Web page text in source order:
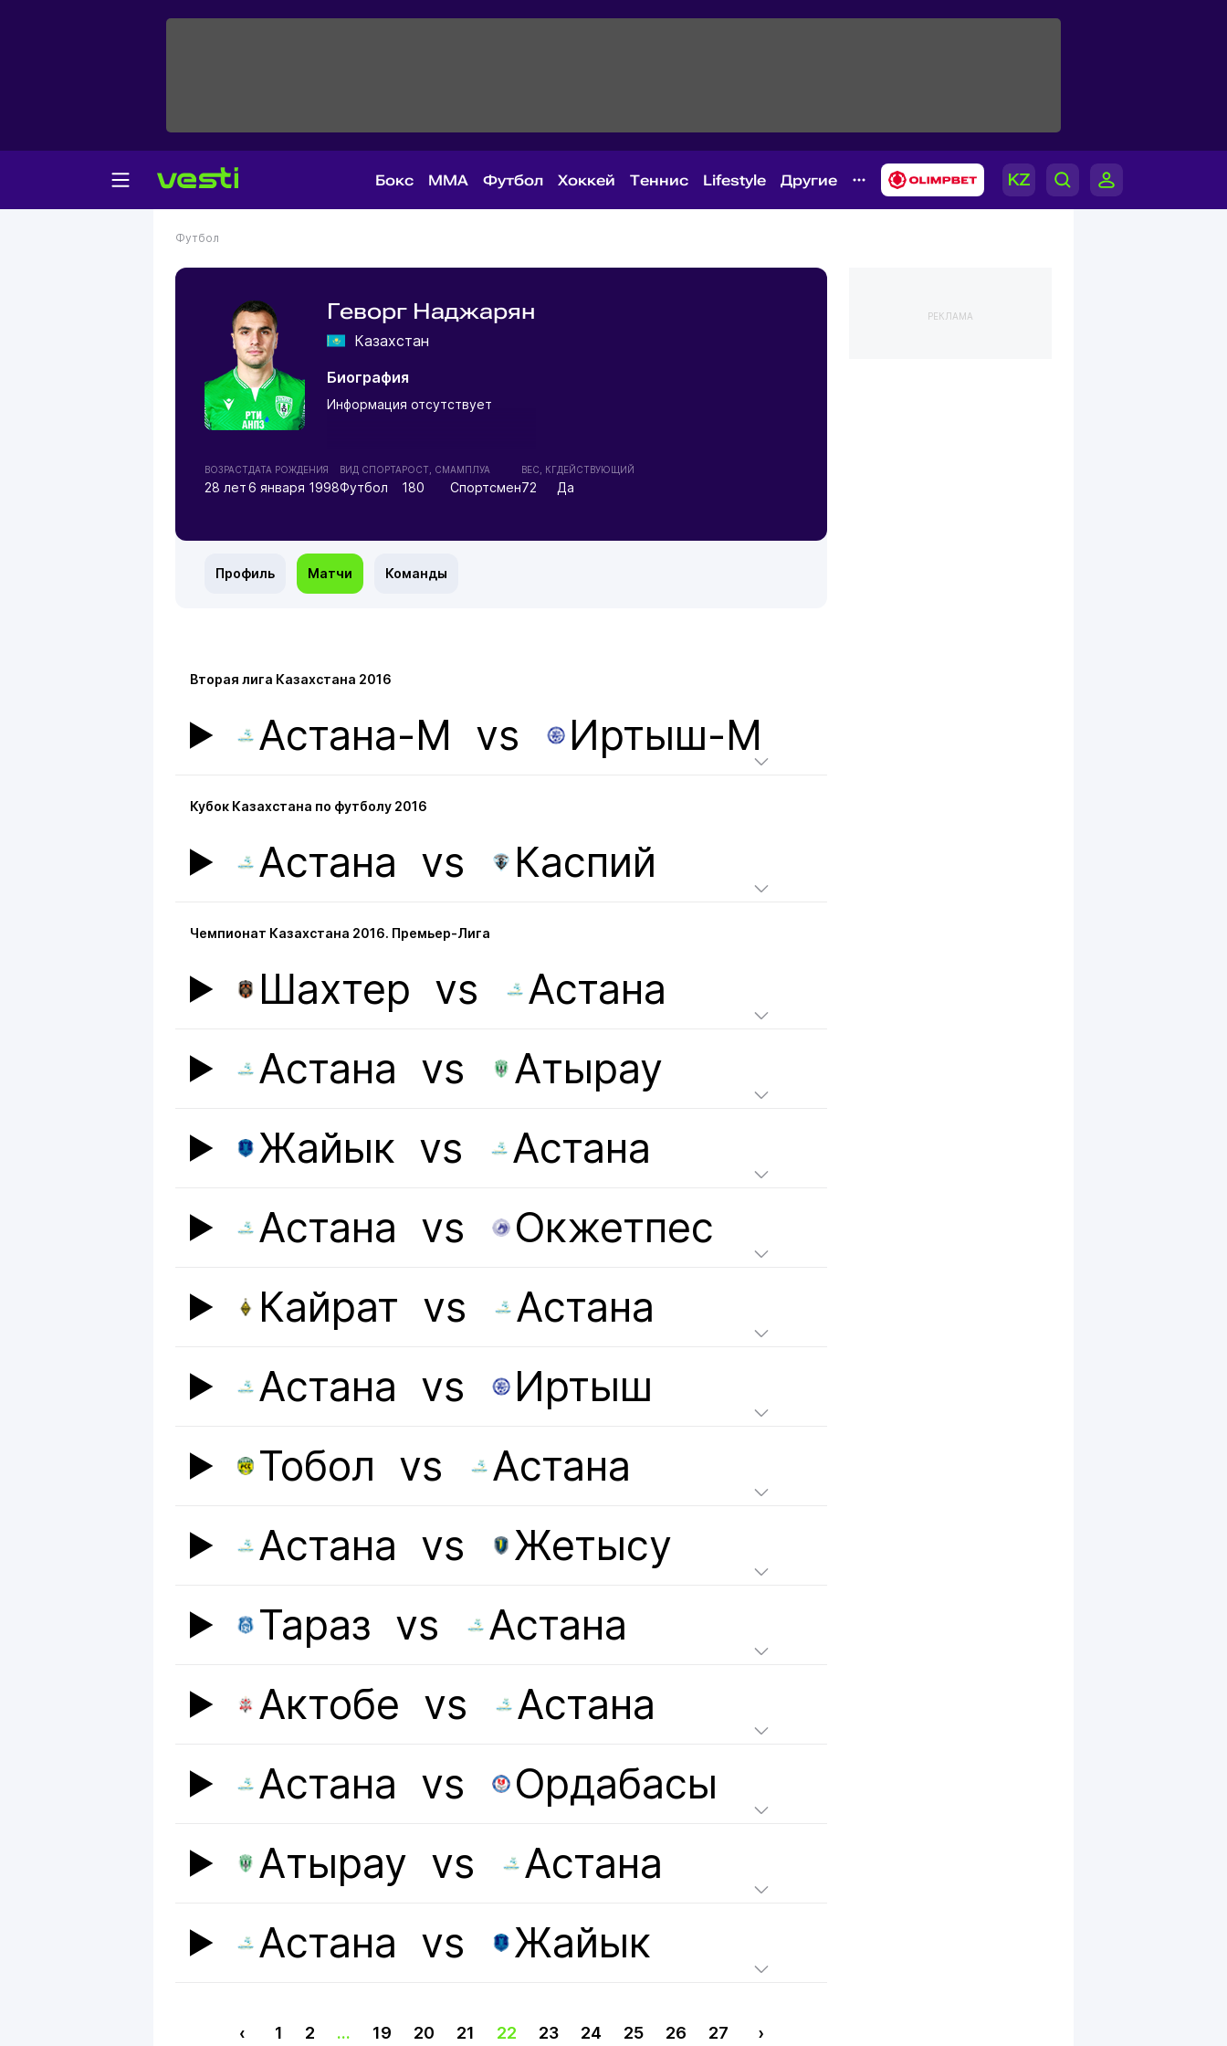
Бокс MMA Футбол Хоккей Теннис Lifestyle Другие
Футбол
Геворг Наджарян
Казахстан
Биография
Информация отсутствует
ВОЗРАСТ
28 лет
ДАТА РОЖДЕНИЯ
6 января 1998
ВИД СПОРТА
Футбол
РОСТ, СМ
180
АМПЛУА
Спортсмен
ВЕС, КГ
72
ДЕЙСТВУЮЩИЙ
Да
Профиль Матчи Команды
Вторая лига Казахстана 2016
Астана-М vs Иртыш-М
Кубок Казахстана по футболу 2016
Астана vs Каспий
Чемпионат Казахстана 2016. Премьер-Лига
Шахтер vs
Астана
Астана vs
Атырау
Жайык vs
Астана
Астана vs
Окжетпес
Кайрат vs
Астана
Астана vs
Иртыш
Тобол vs
Астана
Астана vs
Жетысу
Тараз vs
Астана
Актобе vs
Астана
Астана vs
Ордабасы
Атырау vs
Астана
Астана vs Жайык
‹ 1 2 ... 19 20 21 22 23 24 25 26 27 ›
РЕКЛАМА